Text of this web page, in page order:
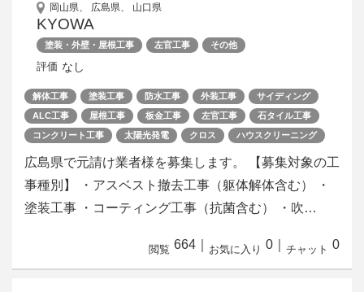
岡山県、 広島県、 山口県
KYOWA
塗装・外壁・屋根工事 左官工事 その他
評価 なし
解体工事 塗装工事 防水工事 外装工事
サイディング
ALC工事
屋根工事 板金工事 左官工事
石タイル工事
コンクリート工事
太陽光発電 クロス ハウスクリーニング
広島県で元請け業者様を募集します。 【募集対象の工
事種別】 ・アスベスト撤去工事（躯体解体含む） ・
塗装工事 ・コーティング工事（抗菌含む） ・吹…
閲覧 664 お気に入り 0 チャット 0